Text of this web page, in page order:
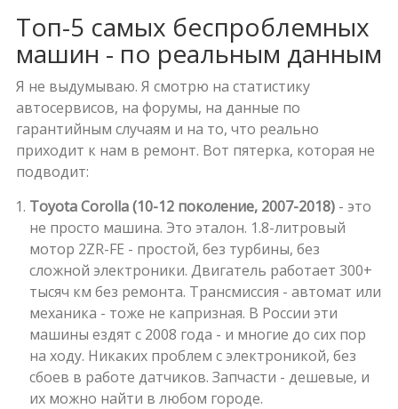
Топ-5 самых беспроблемных
машин - по реальным данным
Я не выдумываю. Я смотрю на статистику
автосервисов, на форумы, на данные по
гарантийным случаям и на то, что реально
приходит к нам в ремонт. Вот пятерка, которая не
подводит:
Toyota Corolla (10-12 поколение, 2007-2018)- это
не просто машина. Это эталон. 1.8-литровый
мотор 2ZR-FE - простой, без турбины, без
сложной электроники. Двигатель работает 300+
тысяч км без ремонта. Трансмиссия - автомат или
механика - тоже не капризная. В России эти
машины ездят с 2008 года - и многие до сих пор
на ходу. Никаких проблем с электроникой, без
сбоев в работе датчиков. Запчасти - дешевые, и
их можно найти в любом городе.